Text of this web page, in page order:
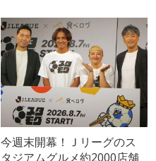
今週末開幕！Ｊリーグのス
タジアムグルメ約2000店舗